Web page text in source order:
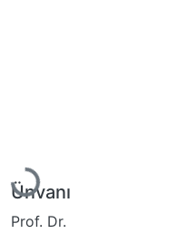
Yükleniyor...
Ünvanı
Prof. Dr.